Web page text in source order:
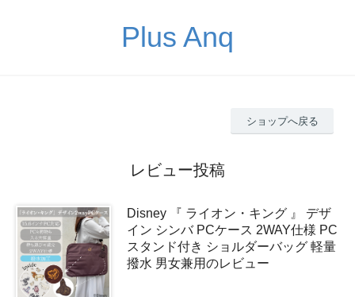
Plus Anq
ショップへ戻る
レビュー投稿
Disney 『 ライオン・キング 』 デザ
イン シンバ PCケース 2WAY仕様 PC
スタンド付き ショルダーバッグ 軽量
撥水 男女兼用のレビュー